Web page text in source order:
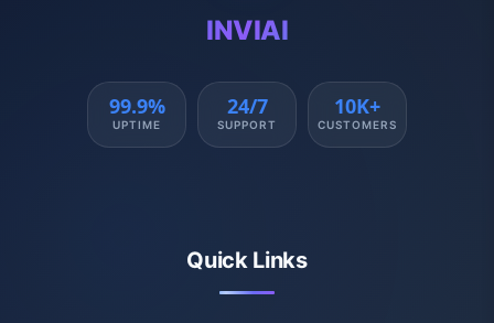
INVIAI
99.9%
UPTIME
24/7
SUPPORT
10K+
CUSTOMERS
Quick Links